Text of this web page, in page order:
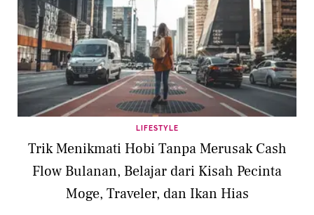
LIFESTYLE
Trik Menikmati Hobi Tanpa Merusak Cash
Flow Bulanan, Belajar dari Kisah Pecinta
Moge, Traveler, dan Ikan Hias